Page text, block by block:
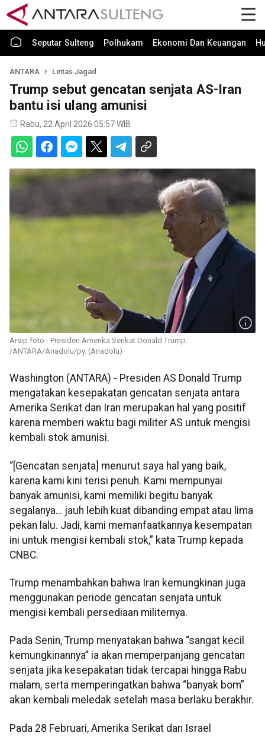
Seputar Sulteng Polhukam Ekonomi Dan Keuangan
ANTARA Lintas Jagad
Trump sebut gencatan senjata AS-Iran
bantu isi ulang amunisi
Rabu, 22 April 2026 05:57 WIB
Arsip foto - Presiden Amerika Serikat Donald Trump.
/ANTARA/Anadolu/py. (Anadolu)
Washington (ANTARA) - Presiden AS Donald Trump
mengatakan kesepakatan gencatan senjata antara
Amerika Serikat dan Iran merupakan hal yang positif
karena memberi waktu bagi militer AS untuk mengisi
kembali stok amunisi.
“[Gencatan senjata] menurut saya hal yang baik,
karena kami kini terisi penuh. Kami mempunyai
banyak amunisi, kami memiliki begitu banyak
segalanya… jauh lebih kuat dibanding empat atau lima
pekan lalu. Jadi, kami memanfaatkannya kesempatan
ini untuk mengisi kembali stok,” kata Trump kepada
CNBC.
Trump menambahkan bahwa Iran kemungkinan juga
menggunakan periode gencatan senjata untuk
mengisi kembali persediaan militernya.
Pada Senin, Trump menyatakan bahwa “sangat kecil
kemungkinannya” ia akan memperpanjang gencatan
senjata jika kesepakatan tidak tercapai hingga Rabu
malam, serta memperingatkan bahwa “banyak bom”
akan kembali meledak setelah masa berlaku berakhir.
Pada 28 Februari, Amerika Serikat dan Israel